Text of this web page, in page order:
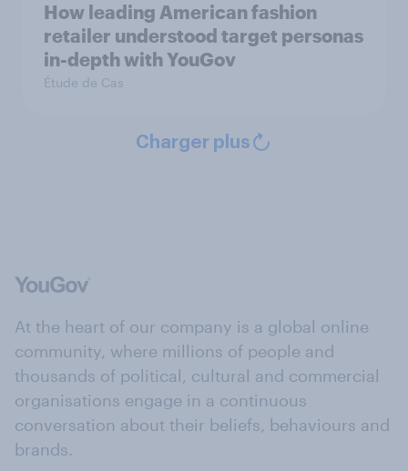
How leading American fashion
retailer understood target personas
in-depth with YouGov
Étude de Cas
Charger plus
At the heart of our company is a global online
community, where millions of people and
thousands of political, cultural and commercial
organisations engage in a continuous
conversation about their beliefs, behaviours and
brands.